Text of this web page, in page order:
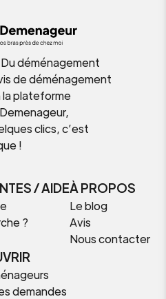
déménagement
de déménagement
plateforme
clics, c’est
!
/ AIDE
?
À PROPOS
Le blog
Avis
Nous contacter
demandes